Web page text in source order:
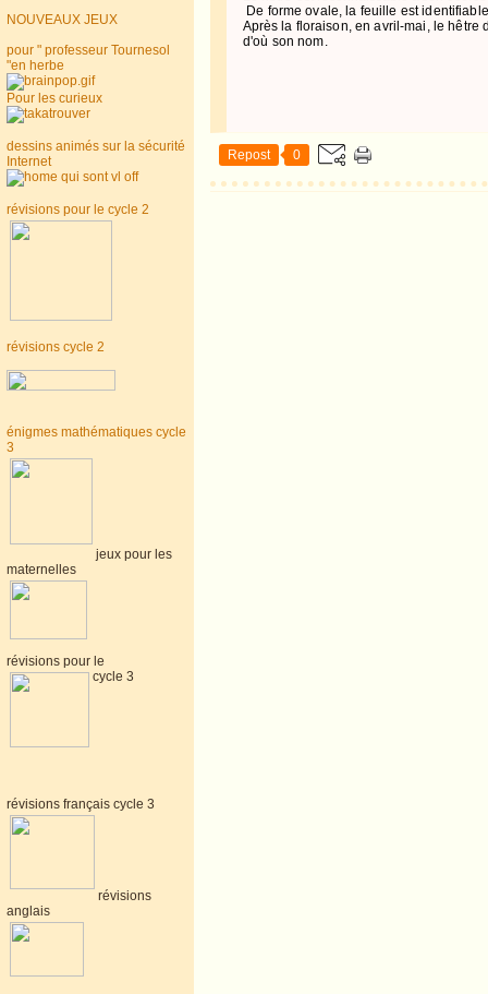
NOUVEAUX JEUX
pour " professeur Tournesol
"en herbe
Pour les curieux
dessins animés sur la sécurité
Internet
révisions pour le cycle 2
révisions cycle 2
énigmes mathématiques cycle
3
jeux pour les
maternelles
révisions pour le
cycle 3
révisions français cycle 3
révisions
anglais
De forme ovale, la feuille est
Après la floraison, en avril-mai, le hêtre
d'où son nom.
Repost 0